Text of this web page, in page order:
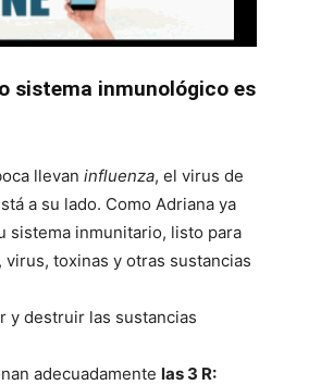
sistema inmunológico es
llevan influenza, el virus de
a su lado. Como Adriana ya
sistema inmunitario, listo para
toxinas y otras sustancias
y destruir las sustancias
adecuadamente las 3 R: